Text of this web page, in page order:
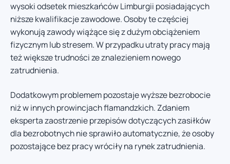
wysoki odsetek mieszkańców Limburgii posiadających
niższe kwalifikacje zawodowe. Osoby te częściej
wykonują zawody wiążące się z dużym obciążeniem
fizycznym lub stresem. W przypadku utraty pracy mają
też większe trudności ze znalezieniem nowego
zatrudnienia.
Dodatkowym problemem pozostaje wyższe bezrobocie
niż w innych prowincjach flamandzkich. Zdaniem
eksperta zaostrzenie przepisów dotyczących zasiłków
dla bezrobotnych nie sprawiło automatycznie, że osoby
pozostające bez pracy wróciły na rynek zatrudnienia.